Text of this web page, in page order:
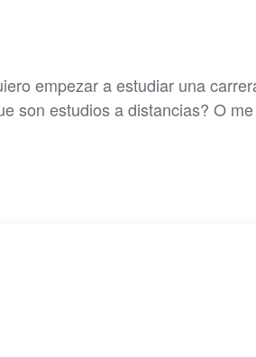
empezar a estudiar una
son estudios a distancias? O